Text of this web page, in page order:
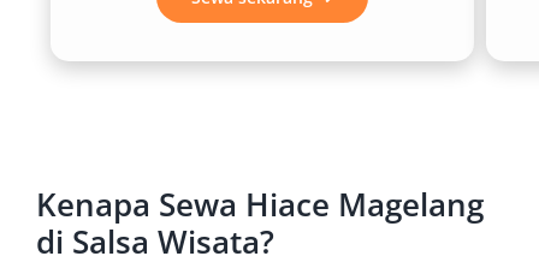
perjalanan jauh seperti ke Borobudur, Ketep
Pass, atau bahkan perjalanan ke luar kota dari
menyenangkan.
Kenapa Sewa Hiace Magelang
di Salsa Wisata?